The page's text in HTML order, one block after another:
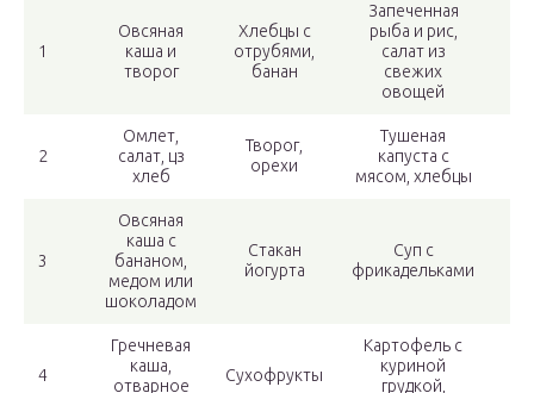
1
Овсяная
каша и
творог
Хлебцы с
отрубями,
банан
Запеченная
рыба и рис,
салат из
свежих
овощей
2
Омлет,
салат, цз
хлеб
Творог,
орехи
Тушеная
капуста с
мясом, хлебцы
3
Овсяная
каша с
бананом,
медом или
шоколадом
Стакан
йогурта
Суп с
фрикадельками
4
Гречневая
каша,
отварное
Сухофрукты
Картофель с
куриной
грудкой,